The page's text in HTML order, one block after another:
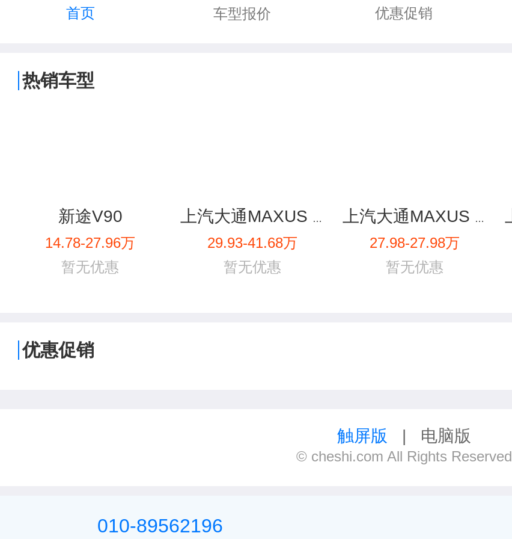
首页 车型报价 优惠促销
热销车型
新途V90
14.78-27.96万
暂无优惠
上汽大通MAXUS EG10
29.93-41.68万
暂无优惠
上汽大通MAXUS RG10
27.98-27.98万
暂无优惠
优惠促销
触屏版 | 电脑版
© cheshi.com All Rights Reserved
010-89562196